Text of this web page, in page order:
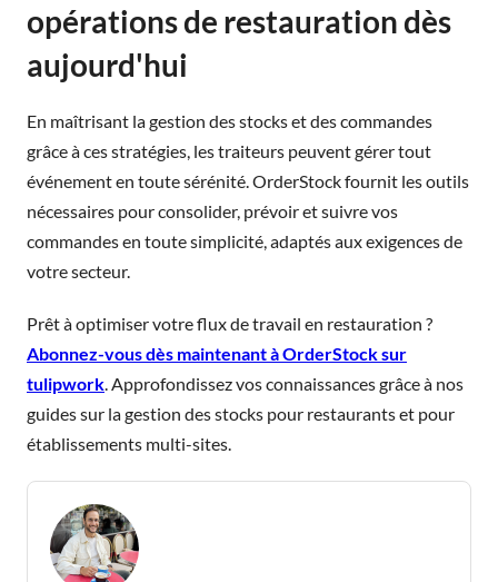
opérations de restauration dès
aujourd'hui
En maîtrisant la gestion des stocks et des commandes
grâce à ces stratégies, les traiteurs peuvent gérer tout
événement en toute sérénité. OrderStock fournit les outils
nécessaires pour consolider, prévoir et suivre vos
commandes en toute simplicité, adaptés aux exigences de
votre secteur.
Prêt à optimiser votre flux de travail en restauration ?
Abonnez-vous dès maintenant à OrderStock sur
tulipwork. Approfondissez vos connaissances grâce à nos
guides sur la gestion des stocks pour restaurants et pour
établissements multi-sites.